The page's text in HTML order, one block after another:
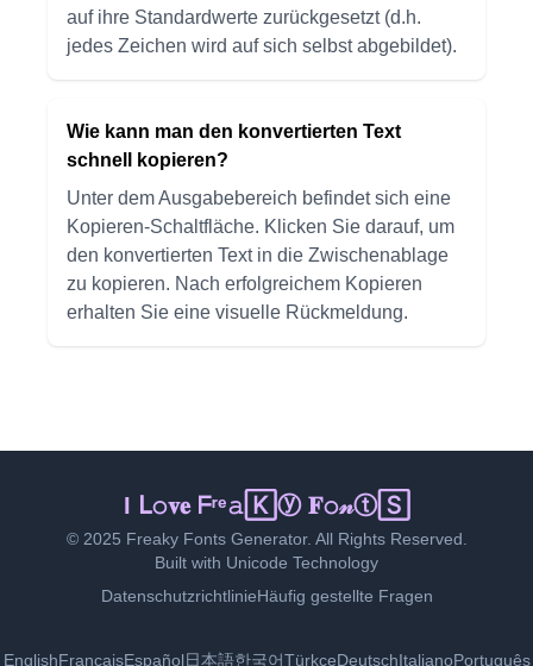
auf ihre Standardwerte zurückgesetzt (d.h.
jedes Zeichen wird auf sich selbst abgebildet).
Wie kann man den konvertierten Text
schnell kopieren?
Unter dem Ausgabebereich befindet sich eine
Kopieren-Schaltfläche. Klicken Sie darauf, um
den konvertierten Text in die Zwischenablage
zu kopieren. Nach erfolgreichem Kopieren
erhalten Sie eine visuelle Rückmeldung.
ℑ 𝕃ℴ🅅𝔢 𝔉𝐫ｅ🄰𝐤𝔂 𝙵𝚘ⁿｔｓ
© 2025 Freaky Fonts Generator. All Rights Reserved.
Built with Unicode Technology
DatenschutzrichtlinieHäufig gestellte Fragen
EnglishFrançaisEspañol日本語한국어TürkçeDeutschItalianoPortuguês